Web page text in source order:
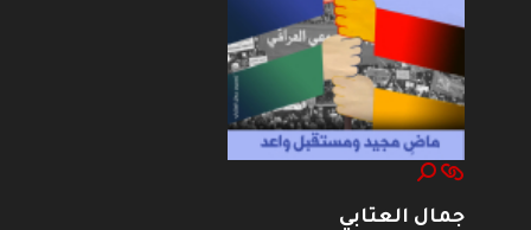
جمال العتابي